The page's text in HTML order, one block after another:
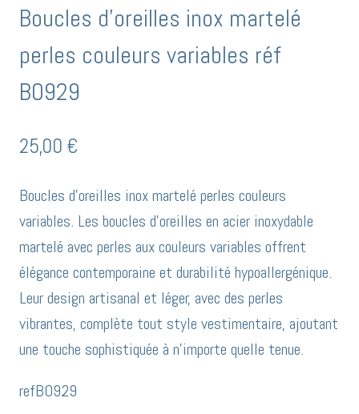
Boucles d’oreilles inox martelé
perles couleurs variables réf
BO929
25,00 €
Boucles d’oreilles inox martelé perles couleurs
variables. Les boucles d’oreilles en acier inoxydable
martelé avec perles aux couleurs variables offrent
élégance contemporaine et durabilité hypoallergénique.
Leur design artisanal et léger, avec des perles
vibrantes, complète tout style vestimentaire, ajoutant
une touche sophistiquée à n’importe quelle tenue.
refBO929